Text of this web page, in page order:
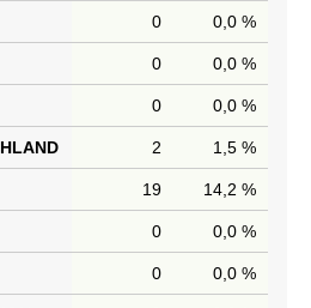
0 0,0 %
0 0,0 %
0 0,0 %
2 1,5 %
19 14,2 %
0 0,0 %
0 0,0 %